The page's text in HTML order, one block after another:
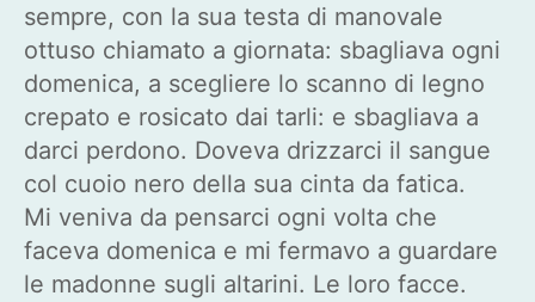
sempre, con la sua testa di manovale
ottuso chiamato a giornata: sbagliava ogni
domenica, a scegliere lo scanno di legno
crepato e rosicato dai tarli: e sbagliava a
darci perdono. Doveva drizzarci il sangue
col cuoio nero della sua cinta da fatica.
Mi veniva da pensarci ogni volta che
faceva domenica e mi fermavo a guardare
le madonne sugli altarini. Le loro facce.